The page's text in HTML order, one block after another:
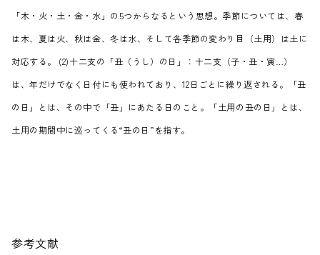
「木・火・土・金・水」の5つからなるという思想。季節については、春
は木、夏は火、秋は金、冬は水、そして各季節の変わり目（土用）は土に
対応する。 (2)十二支の「丑（うし）の日」：十二支（子・丑・寅…）
は、年だけでなく日付にも使われており、12日ごとに繰り返される。「丑
の日」とは、その中で「丑」にあたる日のこと。「土用の丑の日」とは、
土用の期間中に巡ってくる“丑の日”を指す。
参考文献